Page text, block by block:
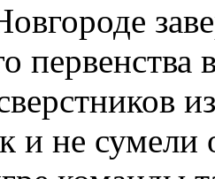
первенства
и не